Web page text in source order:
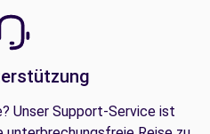
Unser Support-Service ist